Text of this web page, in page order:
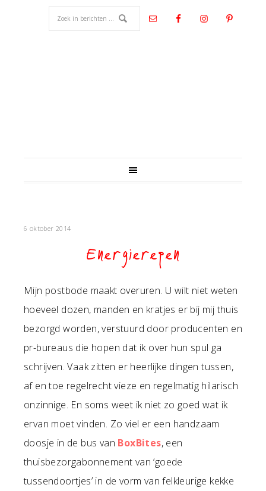
6 oktober 2014
Energierepen
Mijn postbode maakt overuren. U wilt niet weten
hoeveel dozen, manden en kratjes er bij mij thuis
bezorgd worden, verstuurd door producenten en
pr-bureaus die hopen dat ik over hun spul ga
schrijven. Vaak zitten er heerlijke dingen tussen,
af en toe regelrecht vieze en regelmatig hilarisch
onzinnige. En soms weet ik niet zo goed wat ik
ervan moet vinden. Zo viel er een handzaam
doosje in de bus van BoxBites, een
thuisbezorgabonnement van ‘goede
tussendoortjes’ in de vorm van felkleurige kekke